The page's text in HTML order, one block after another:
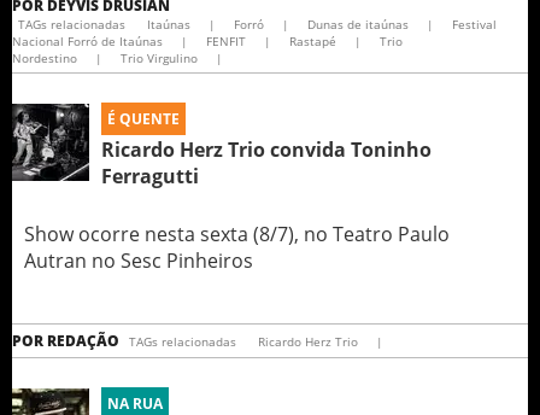
POR DEYVIS DRUSIAN
TAGs relacionadas Itaúnas | Forró | Dunas de itaúnas |
Festival
Nacional Forró de Itaúnas
| FENFIT | Rastapé |
Trio
Nordestino
| Trio Virgulino |
É QUENTE
Ricardo Herz Trio convida Toninho
Ferragutti
Show ocorre nesta sexta (8/7), no Teatro Paulo
Autran no Sesc Pinheiros
POR REDAÇÃO TAGs relacionadas Ricardo Herz Trio |
NA RUA